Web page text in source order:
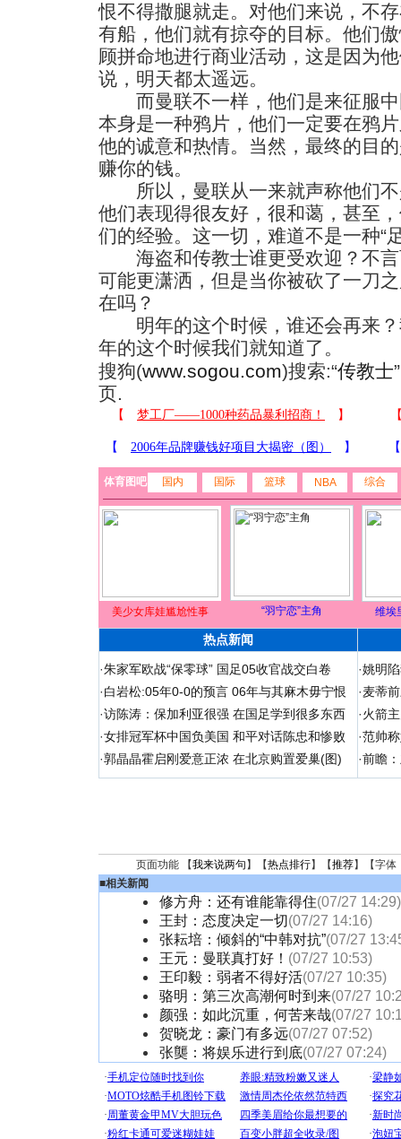
恨不得撒腿就走。对他们来说，不
有船，他们就有掠夺的目标。他们
顾拼命地进行商业活动，这是因为
说，明天都太遥远。
而曼联不一样，他们是来征服中
本身是一种鸦片，他们一定要在鸦
他的诚意和热情。当然，最终的目
赚你的钱。
所以，曼联从一来就声称他们不
他们表现得很友好，很和蔼，甚至
们的经验。这一切，难道不是一种“
海盗和传教士谁更受欢迎？不言
可能更潇洒，但是当你被砍了一刀
在吗？
明年的这个时候，谁还会再来？
年的这个时候我们就知道了。
搜狗(www.sogou.com)搜索:“传教士
页.
体育图吧 国内 国际 篮球 NBA 综合
美少女库娃尴尬性事 “羽宁恋”主角 维埃
热点新闻
·朱家军欧战“保零球” 国足05收官战交白卷
·白岩松:05年0-0的预言 06年与其麻木毋宁恨
·访陈涛：保加利亚很强 在国足学到很多东西
·女排冠军杯中国负美国 和平对话陈忠和惨败
·郭晶晶霍启刚爱意正浓 在北京购置爱巢(图)
·姚明
·麦蒂
·火箭
·范帅
·前瞻
页面功能 【我来说两句 】【热点排行】【推荐】【字体
■相关新闻
修方舟：还有谁能靠得住(07/27 14:29)
王封：态度决定一切(07/27 14:16)
张耘培：倾斜的“中韩对抗”(07/27
王元：曼联真打好！ (07/27 10:53)
王印毅：弱者不得好活(07/27 10:35)
骆明：第三次高潮何时到来(07/27
颜强：如此沉重，何苦来哉(07/27
贺晓龙：豪门有多远(07/27 07:52)
张龑：将娱乐进行到底(07/27 07:24)